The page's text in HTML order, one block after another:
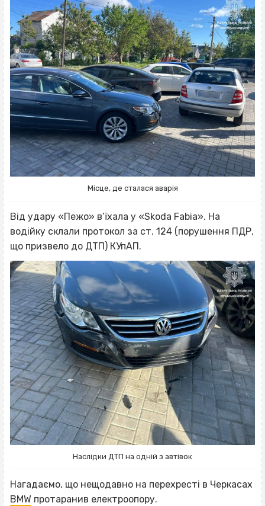
Місце, де сталася аварія
Від удару «Пежо» в’їхала у «Skoda Fabia». На
водійку склали протокол за ст. 124 (порушення ПДР,
що призвело до ДТП) КУпАП.
Наслідки ДТП на одній з автівок
Нагадаємо, що нещодавно на перехресті в Черкасах
BMW протаранив електроопору.